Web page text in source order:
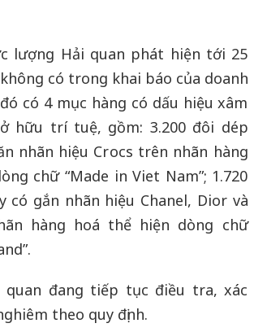
lượng Hải quan phát hiện tới 25
có trong khai báo của doanh
có 4 mục hàng có dấu hiệu xâm
hữu trí tuệ, gồm: 3.200 đôi dép
nhãn hiệu Crocs trên nhãn hàng
chữ “Made in Viet Nam”; 1.720
có gắn nhãn hiệu Chanel, Dior và
hàng hoá thể hiện dòng chữ
quan đang tiếp tục điều tra, xác
theo quy định.